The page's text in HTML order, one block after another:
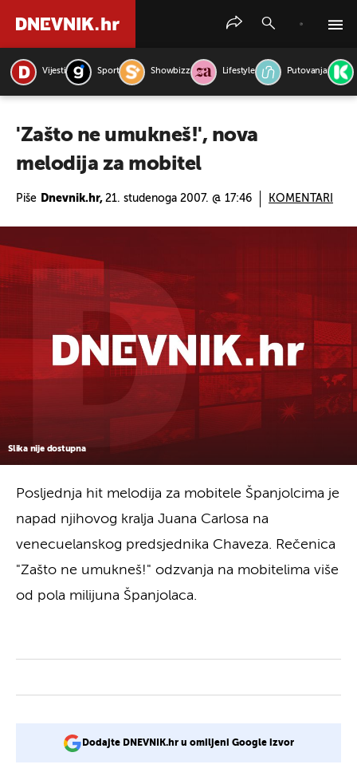
Vijesti Sport Showbizz Lifestyle Putovanja
'Zašto ne umukneš!', nova
melodija za mobitel
Piše Dnevnik.hr, 21. studenoga 2007. @ 17:46 KOMENTARI
Slika nije dostupna
Posljednja hit melodija za mobitele Španjolcima je
napad njihovog kralja Juana Carlosa na
venecuelanskog predsjednika Chaveza. Rečenica
"Zašto ne umukneš!" odzvanja na mobitelima više
od pola milijuna Španjolaca.
Dodajte DNEVNIK.hr u omiljeni Google izvor
PRETRAŽITE VIJESTI